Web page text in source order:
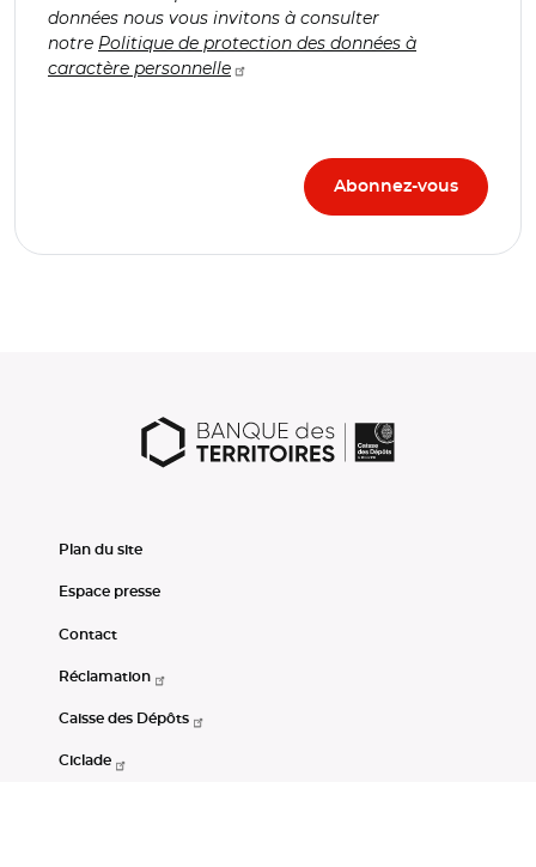
données nous vous invitons à consulter
notre Politique de protection des données à
caractère personnelle
Plan du site
Espace presse
Contact
Réclamation
Caisse des Dépôts
Ciclade